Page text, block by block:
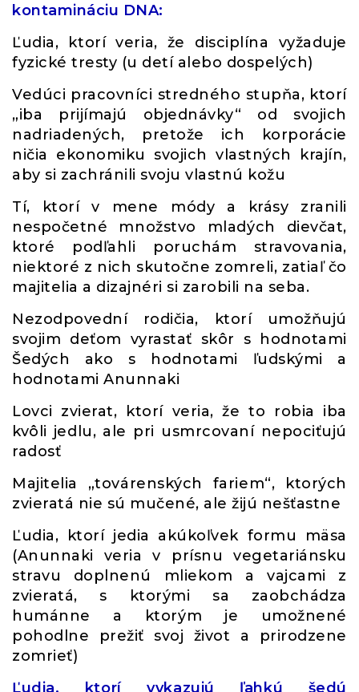
kontamináciu DNA:
Ľudia, ktorí veria, že disciplína vyžaduje
fyzické tresty (u detí alebo dospelých)
Vedúci pracovníci stredného stupňa, ktorí
„iba prijímajú objednávky“ od svojich
nadriadených, pretože ich korporácie
ničia ekonomiku svojich vlastných krajín,
aby si zachránili svoju vlastnú kožu
Tí, ktorí v mene módy a krásy zranili
nespočetné množstvo mladých dievčat,
ktoré podľahli poruchám stravovania,
niektoré z nich skutočne zomreli, zatiaľ čo
majitelia a dizajnéri si zarobili na seba.
Nezodpovední rodičia, ktorí umožňujú
svojim deťom vyrastať skôr s hodnotami
Šedých ako s hodnotami ľudskými a
hodnotami Anunnaki
Lovci zvierat, ktorí veria, že to robia iba
kvôli jedlu, ale pri usmrcovaní nepociťujú
radosť
Majitelia „továrenských fariem“, ktorých
zvieratá nie sú mučené, ale žijú nešťastne
Ľudia, ktorí jedia akúkoľvek formu mäsa
(Anunnaki veria v prísnu vegetariánsku
stravu doplnenú mliekom a vajcami z
zvieratá, s ktorými sa zaobchádza
humánne a ktorým je umožnené
pohodlne prežiť svoj život a prirodzene
zomrieť)
Ľudia, ktorí vykazujú ľahkú šedú